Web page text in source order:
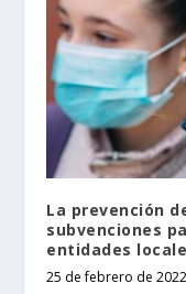
La prevención
subvenciones
entidades
25 de febrero de 2022